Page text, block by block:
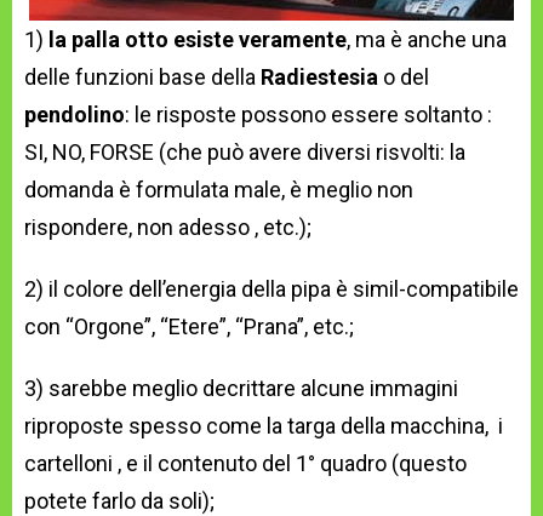
1) la palla otto esiste veramente, ma è anche una
delle funzioni base della Radiestesia o del
pendolino: le risposte possono essere soltanto :
SI, NO, FORSE (che può avere diversi risvolti: la
domanda è formulata male, è meglio non
rispondere, non adesso , etc.);
2) il colore dell’energia della pipa è simil-compatibile
con “Orgone”, “Etere”, “Prana”, etc.;
3) sarebbe meglio decrittare alcune immagini
riproposte spesso come la targa della macchina, i
cartelloni , e il contenuto del 1° quadro (questo
potete farlo da soli);